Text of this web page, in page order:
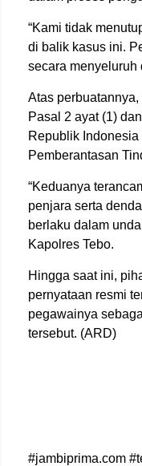
“Kami tidak
di balik kasus ini.
secara menyeluruh
Atas
Pasal 2 ayat (1)
Republik
Pemberantasan
“Keduanya
penjara serta
berlaku dalam
Kapolres Tebo.
Hingga saat ini,
pernyataan resmi
pegawainya
tersebut. (ARD)
#jambiprima.com